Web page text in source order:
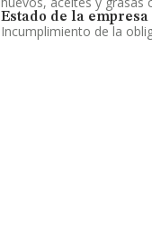
Estado de la empresa
Incumplimiento de la